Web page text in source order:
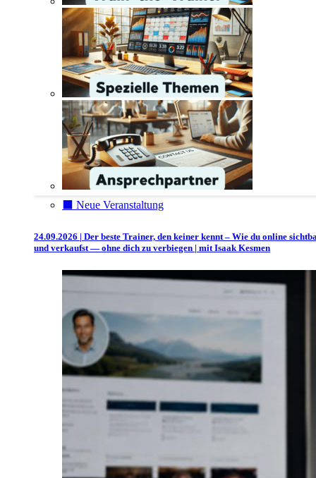
⬛️ Neue Veranstaltung
24.09.2026 | Der beste Trainer, den keiner kennt – Wie du online
und verkaufst — ohne dich zu verbiegen | mit Isaak Kesmen